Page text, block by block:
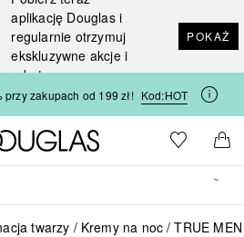
aplikację Douglas i
regularnie otrzymuj
ekskluzywne akcje i
rabaty
POKAŻ
zakupach od 199 zł! Kod:HOT
Strona główna Douglas
Do listyDo
twarzy Kremy na noc TRUE